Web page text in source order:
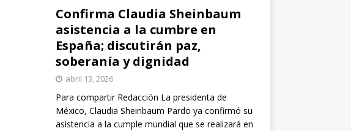
Confirma Claudia Sheinbaum
asistencia a la cumbre en
España; discutirán paz,
soberanía y dignidad
abril 13, 2026
Para compartir Redacción La presidenta de
México, Claudia Sheinbaum Pardo ya confirmó su
asistencia a la cumple mundial que se realizará en